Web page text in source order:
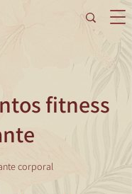
fitness
corporal